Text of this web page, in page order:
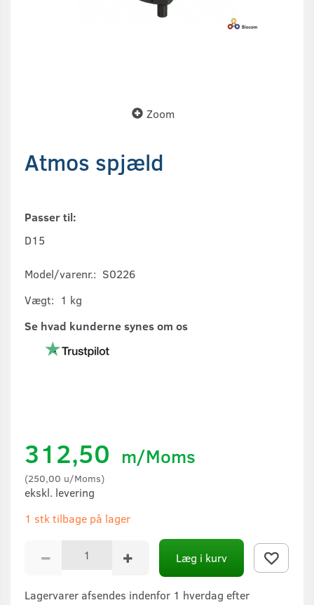
Zoom
Atmos spjæld
Passer til:
D15
Model/varenr.: S0226
Vægt: 1 kg
Se hvad kunderne synes om os
312,50 m/Moms
(250,00 u/Moms)
ekskl. levering
1 stk tilbage på lager
Læg i kurv
Lagervarer afsendes indenfor 1 hverdag efter